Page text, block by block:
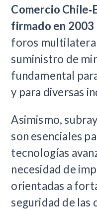
Comercio
firmado en 2003
foros
suministro de
fundamental
y para diversas
Asimismo,
son esenciales
tecnologías
necesidad de
orientadas a
seguridad de las